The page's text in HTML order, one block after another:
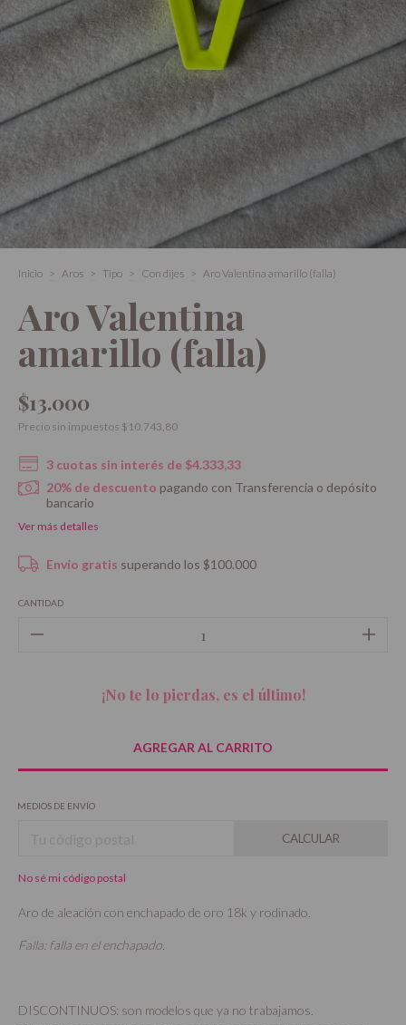
Inicio > Aros > Tipo > Con dijes > Aro Valentina amarillo (falla)
Aro Valentina
amarillo (falla)
$13.000
Precio sin impuestos $10.743,80
3 cuotas sin interés de $4.333,33
20% de descuento pagando con Transferencia o depósito
bancario
Ver más detalles
Envío gratis superando los$100.000
CANTIDAD
¡No te lo pierdas, es el último!
MEDIOS DE ENVÍO
CALCULAR
No sé mi código postal
Aro de aleación con enchapado de oro 18k y rodinado.
Falla: falla en el enchapado.
DISCONTINUOS: son modelos que ya no trabajamos.